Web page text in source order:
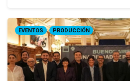
EVENTOS PRODUCCIÓN